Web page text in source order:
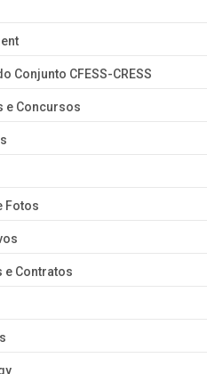
Conjunto CFESS-CRESS
e Concursos
Fotos
e Contratos